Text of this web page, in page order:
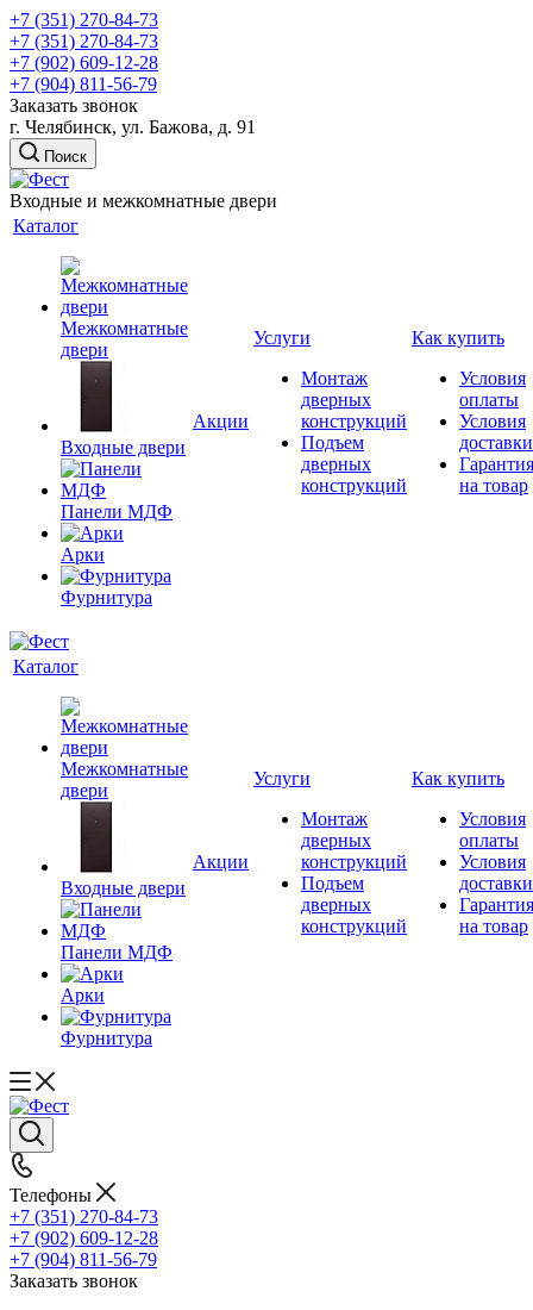
+7 (351) 270-84-73
+7 (351) 270-84-73
+7 (902) 609-12-28
+7 (904) 811-56-79
Заказать звонок
г. Челябинск, ул. Бажова, д. 91
Поиск
Входные и межкомнатные двери
Каталог
Межкомнатные
двери
Входные двери
Панели МДФ
Арки
Фурнитура
Акции
Услуги
Монтаж
дверных
конструкций
Подъем
дверных
конструкций
Как купить
Условия
оплаты
Условия
доставки
Гарантия
на товар
Каталог
Межкомнатные
двери
Входные двери
Панели МДФ
Арки
Фурнитура
Акции
Услуги
Монтаж
дверных
конструкций
Подъем
дверных
конструкций
Как купить
Условия
оплаты
Условия
доставки
Гарантия
на товар
Телефоны
+7 (351) 270-84-73
+7 (902) 609-12-28
+7 (904) 811-56-79
Заказать звонок